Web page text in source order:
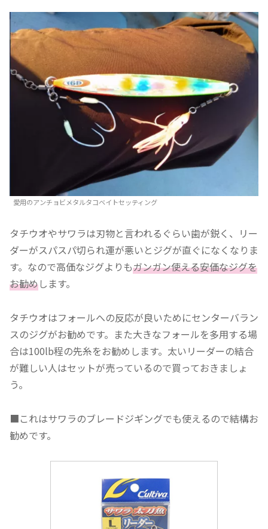
愛用のアンチョビメタルタコベイトセッティング
タチウオやサワラは刃物と言われるぐらい歯が鋭く、リー
ダーがスパスパ切られ運が悪いとジグが直ぐになくなりま
す。なので高価なジグよりもガンガン使える安価なジグを
お勧めします。
タチウオはフォールへの反応が良いためにセンターバラン
スのジグがお勧めです。また大きなフォールを多用する場
合は100lb程の先糸をお勧めします。太いリーダーの結合
が難しい人はセットが売っているので買っておきましょ
う。
■これはサワラのブレードジギングでも使えるので結構お
勧めです。